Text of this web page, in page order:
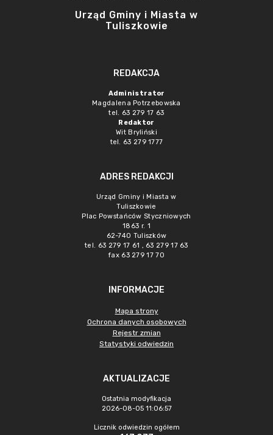
Urząd Gminy i Miasta w
Tuliszkowie
REDAKCJA
Administrator
Magdalena Potrzebowska
tel. 63 279 17 63
Redaktor
Wit Bryliński
tel. 63 279 1777
ADRES REDAKCJI
Urząd Gminy i Miasta w
Tuliszkowie
Plac Powstańców Styczniowych
1863 r. 1
62-740 Tuliszków
tel. 63 279 17 61 , 63 279 17 63
fax 63 279 17 70
INFORMACJE
Mapa strony
Ochrona danych osobowych
Rejestr zmian
Statystyki odwiedzin
AKTUALIZACJE
Ostatnia modyfikacja
2026-08-05 11:06:57
Licznik odwiedzin ogółem